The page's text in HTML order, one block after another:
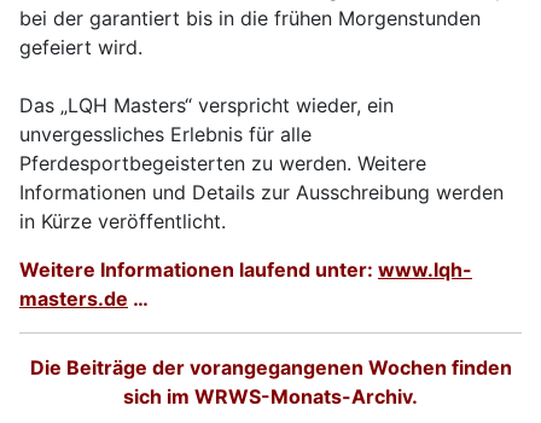
bei der garantiert bis in die frühen Morgenstunden
gefeiert wird.
Das „LQH Masters“ verspricht wieder, ein
unvergessliches Erlebnis für alle
Pferdesportbegeisterten zu werden. Weitere
Informationen und Details zur Ausschreibung werden
in Kürze veröffentlicht.
Weitere Informationen laufend unter: www.lqh-
masters.de …
Die Beiträge der vorangegangenen Wochen finden
sich im WRWS-Monats-Archiv.